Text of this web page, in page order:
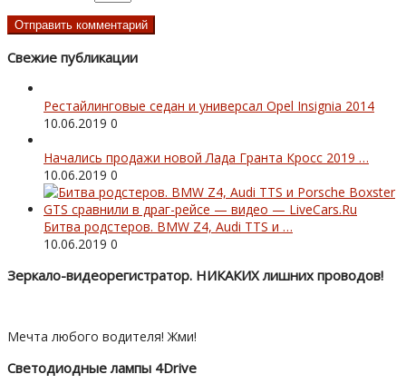
Свежие публикации
Рестайлинговые седан и универсал Opel Insignia 2014
10.06.2019 0
Начались продажи новой Лада Гранта Кросс 2019 …
10.06.2019 0
Битва родстеров. BMW Z4, Audi TTS и …
10.06.2019 0
Зеркало-видеорегистратор. НИКАКИХ лишних проводов!
Мечта любого водителя! Жми!
Светодиодные лампы 4Drive